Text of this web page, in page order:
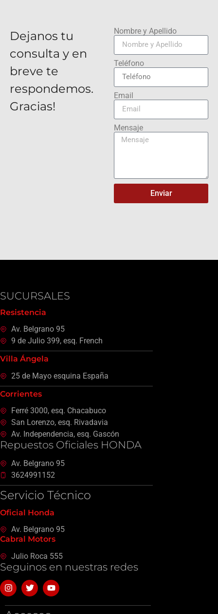
Dejanos tu
consulta y en
breve te
respondemos.
Gracias!
Nombre y Apellido
Teléfono
Email
Mensaje
Enviar
SUCURSALES
Resistencia
Av. Belgrano 95
9 de Julio 399, esq. French
Villa Ángela
25 de Mayo esquina España
Corrientes
Ferré 3000, esq. Chacabuco
San Lorenzo, esq. Rivadavia
Av. Independencia, esq. Gascón
Repuestos Oficiales HONDA
Av. Belgrano 95
3624991152
Servicio Técnico
Oficial Honda
Av. Belgrano 95
Cabral Motors
Julio Roca 555
Seguinos en nuestras redes